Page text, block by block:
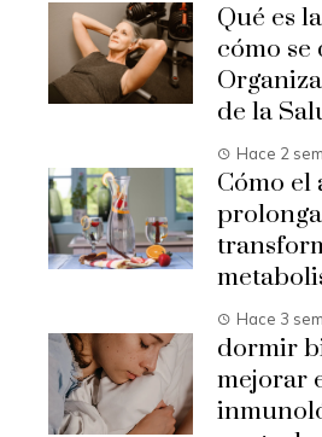
Qué es
cómo se
de la
Hace 2
Cómo el
Hace 3
dormir
mejorar